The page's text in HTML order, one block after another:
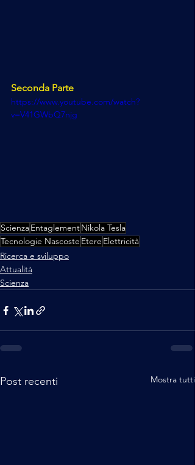
Seconda Parte
https://www.youtube.com/watch?
v=V41GWbQ7njg
ScienzaEntaglementNikola Tesla
Tecnologie Nascoste Etere Elettricità
Ricerca e sviluppo
Attualità
Scienza
Post recenti Mostra tutti